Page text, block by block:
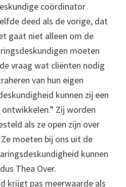
coördinator
deed als de vorige, dat
gaat niet alleen om de
moeten
vraag wat cliënten nodig
van hun eigen
kunnen zij een
Zij worden
als ze open zijn over
moeten bij ons uit de
kunnen
Thea Over.
krijgt pas meerwaarde als